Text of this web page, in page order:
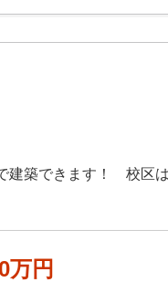
建築できます！ 校区
万円